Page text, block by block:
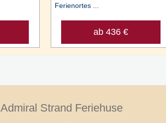
Ferienortes ...
ab 436 €
Admiral Strand Feriehuse